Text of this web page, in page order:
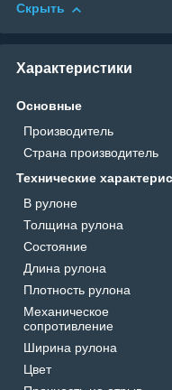
Скрыть
Характеристики
Основные
Производитель
Страна производитель
Технические
В рулоне
Толщина рулона
Состояние
Длина рулона
Плотность рулона
Механическое
сопротивление
Ширина рулона
Цвет